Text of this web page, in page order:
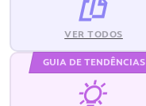
VER TODOS
GUIA DE TENDÊNCIAS